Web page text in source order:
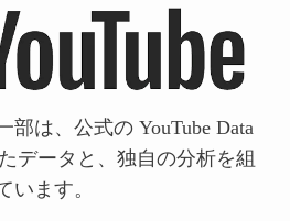
部は、公式の YouTube Data
データと、独自の分析を組
います。